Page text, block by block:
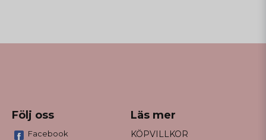
Följ oss
Facebook
Läs mer
KÖPVILLKOR